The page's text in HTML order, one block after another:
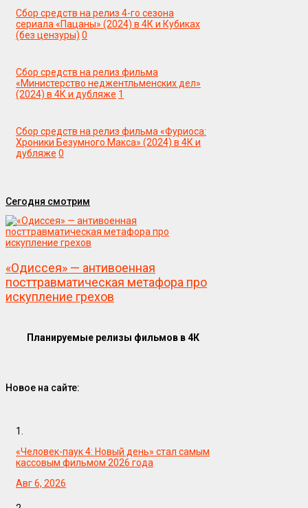
Сбор средств на релиз 4-го сезона
сериала «Пацаны» (2024) в 4К и Кубиках
(без цензуры) 0
Сбор средств на релиз фильма
«Министерство неджентльменских дел»
(2024) в 4К и дубляже 1
Сбор средств на релиз фильма «Фуриоса:
Хроники Безумного Макса» (2024) в 4К и
дубляже 0
Сегодня смотрим
«Одиссея» — антивоенная
посттравматическая метафора про
искупление грехов
Планируемые релизы фильмов в 4К
Новое на сайте:
1.
«Человек-паук 4: Новый день» стал самым
кассовым фильмом 2026 года
Авг 6, 2026